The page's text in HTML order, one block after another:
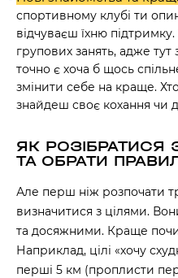
спортивному клубі ти
відчуваєш їхню
групових занять, адже
точно є хоча б щось
змінити себе на краще.
знайдеш своє кохання чи
ЯК РОЗІБРАТИСЯ
ТА ОБРАТИ
Але перш ніж розпочати
визначитися з цілями.
та досяжними. Краще
Наприклад, цілі «хочу
перші 5 км (проплисти